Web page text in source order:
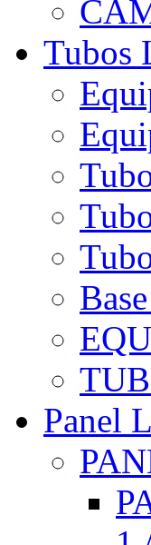
Tubos
Panel